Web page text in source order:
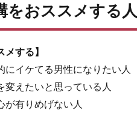
をおススメする
メする】
にイケてる男性になりたい人
変えたいと思っている人
が有りめげない人